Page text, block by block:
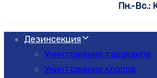
Пн.-Вс.:
Дезинсекция
Уничтожение тараканов
Уничтожение клопов